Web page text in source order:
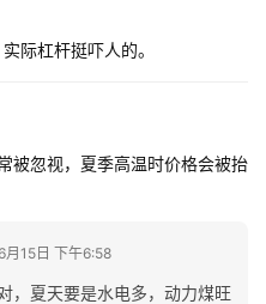
际杠杆挺吓人的。
被忽视，夏季高温时价格会被抬
月15日 下午6:58
，夏天要是水电多，动力煤旺